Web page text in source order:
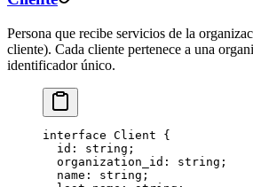
Persona que recibe servicios de la
cliente). Cada cliente pertenece a una
identificador único.
interface Client {
  id
: string ;
  organization_id
: string ;
  name
: string ;